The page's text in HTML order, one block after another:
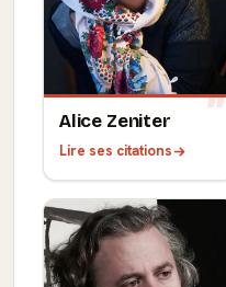
Alice Zeniter
Lire ses citations